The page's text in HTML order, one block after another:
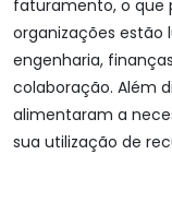
faturamento, o que
organizações estão
engenharia,
colaboração. Além
alimentaram a
sua utilização de